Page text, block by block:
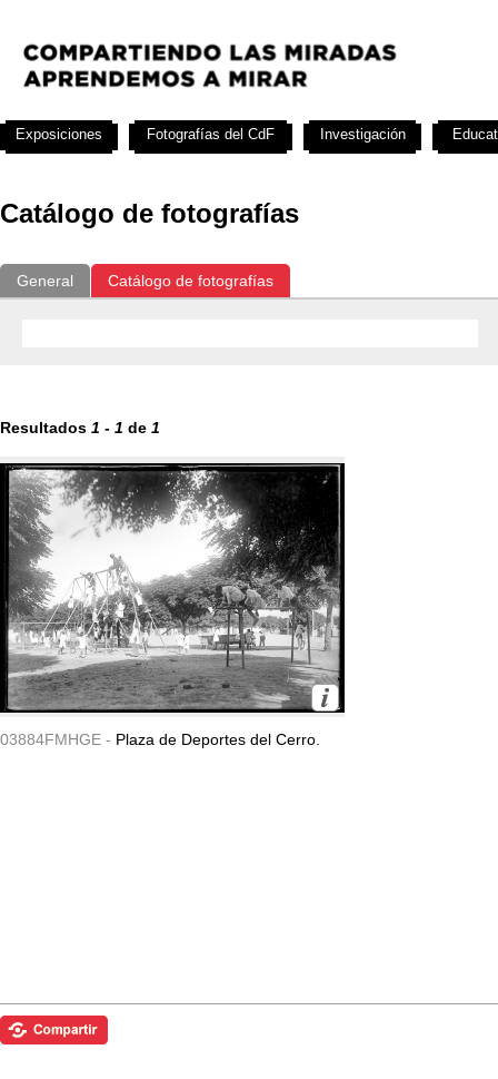
Catálogo de fotografías
General Catálogo de fotografías
Resultados 1 - 1 de 1
03884FMHGE - Plaza de Deportes del Cerro.
Exposiciones Fotografías del CdF Investigación